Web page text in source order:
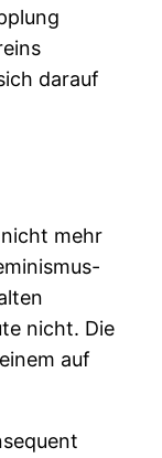
darauf
mehr
nicht. Die
auf